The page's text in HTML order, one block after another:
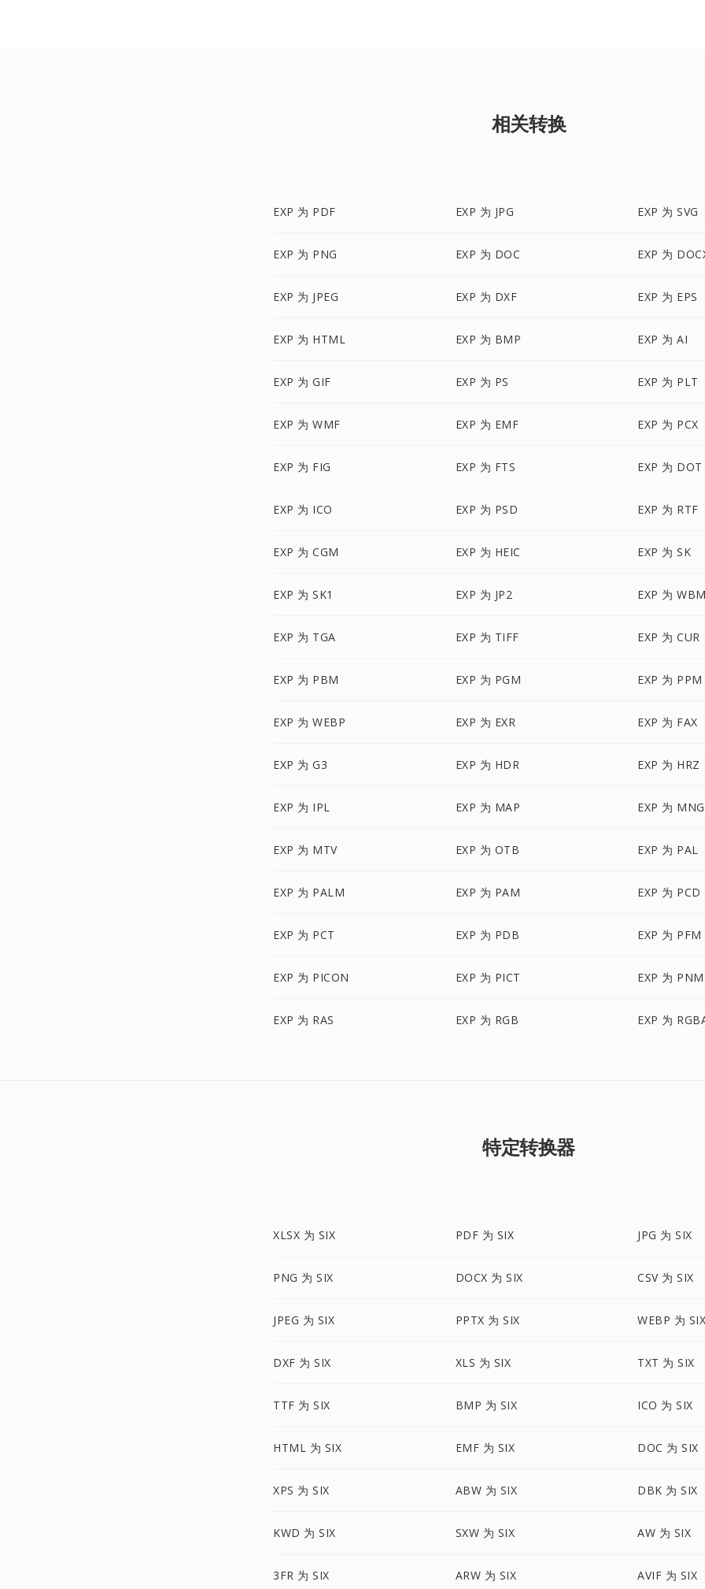
相关转换
EXP 为 PDF EXP 为 JPG EXP 为 SVG
EXP 为 PNG EXP 为 DOC EXP 为
EXP 为 JPEG EXP 为 DXF EXP 为 EPS
EXP 为 HTML EXP 为 BMP EXP 为 AI
EXP 为 GIF EXP 为 PS EXP 为 PLT
EXP 为 WMF EXP 为 EMF EXP 为 PCX
EXP 为 FIG EXP 为 FTS EXP 为 DOT
EXP 为 ICO EXP 为 PSD EXP 为 RTF
EXP 为 CGM EXP 为 HEIC EXP 为 SK
EXP 为 SK1 EXP 为 JP2 EXP 为
EXP 为 TGA EXP 为 TIFF EXP 为 CUR
EXP 为 PBM EXP 为 PGM EXP 为 PPM
EXP 为 WEBP EXP 为 EXR EXP 为 FAX
EXP 为 G3 EXP 为 HDR EXP 为 HRZ
EXP 为 IPL EXP 为 MAP EXP 为 MNG
EXP 为 MTV EXP 为 OTB EXP 为 PAL
EXP 为 PALM EXP 为 PAM EXP 为 PCD
EXP 为 PCT EXP 为 PDB EXP 为 PFM
EXP 为 PICON EXP 为 PICT EXP 为 PNM
EXP 为 RAS EXP 为 RGB EXP 为
特定转换器
XLSX 为 SIX PDF 为 SIX JPG 为 SIX
PNG 为 SIX DOCX 为 SIX CSV 为 SIX
JPEG 为 SIX PPTX 为 SIX WEBP 为
DXF 为 SIX XLS 为 SIX TXT 为 SIX
TTF 为 SIX BMP 为 SIX ICO 为 SIX
HTML 为 SIX EMF 为 SIX DOC 为 SIX
XPS 为 SIX ABW 为 SIX DBK 为 SIX
KWD 为 SIX SXW 为 SIX AW 为 SIX
3FR 为 SIX ARW 为 SIX AVIF 为 SIX